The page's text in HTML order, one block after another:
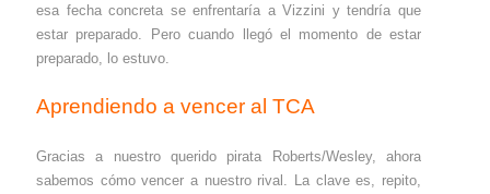
esa fecha concreta se enfrentaría a Vizzini y tendría que
estar preparado. Pero cuando llegó el momento de estar
preparado, lo estuvo.
Aprendiendo a vencer al TCA
Gracias a nuestro querido pirata Roberts/Wesley, ahora
sabemos cómo vencer a nuestro rival. La clave es, repito,